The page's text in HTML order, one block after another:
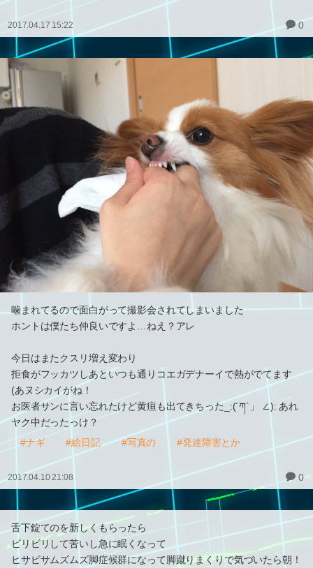
2017.04.17 15:22 0
噛まれてるので面白がって撮影会されてしまいました
ホントは僕たち仲良いですよ…ねえ？アレ
今日はまたクスリ増え変わり
拒食がフッカツしあといつも通りコエガデナーイで熱がでてます
(あヌシカイがね！
お医者サンに言い忘れたけど黄疸も出てきちった_:(´ཀ`」 ∠): あれ
ヤク中だったっけ？
#ナギ
#絵日記 #写真の #発達障害とか
2017.04.10 21:08 0
舌下錠てのを新しくもらったら
ビリビリして苦いし急に眠くなって
ヒサビサムズムズ脚症候群になって脚蹴りまくりで気づいたら朝！